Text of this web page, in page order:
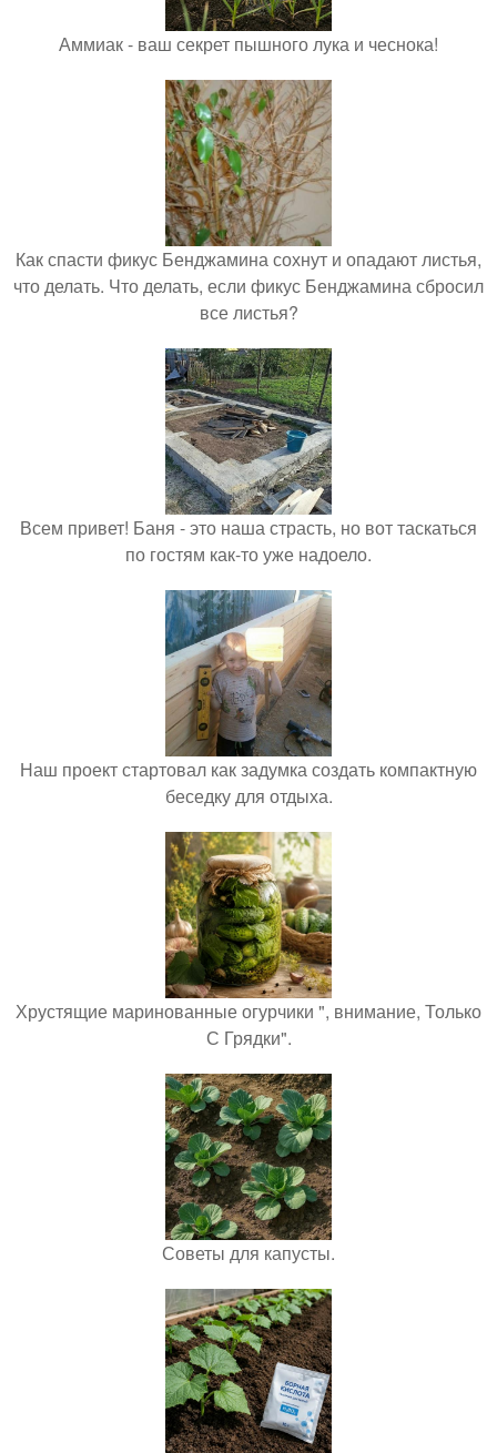
Аммиак - ваш секрет пышного лука и чеснока!
Как спасти фикус Бенджамина сохнут и опадают листья,
что делать. Что делать, если фикус Бенджамина сбросил
все листья?
Всем привет! Баня - это наша страсть, но вот таскаться
по гостям как-то уже надоело.
Наш проект стартовал как задумка создать компактную
беседку для отдыха.
Хрустящие маринованные огурчики ", внимание, Только
С Грядки".
Советы для капусты.